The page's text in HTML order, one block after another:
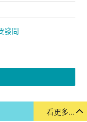
發問
看更多...